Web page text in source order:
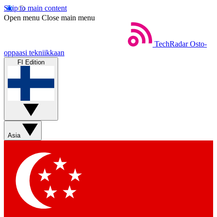
Skip to main content
Open menu Close main menu
TechRadar Osto-
oppaasi tekniikkaan
FI Edition
Asia